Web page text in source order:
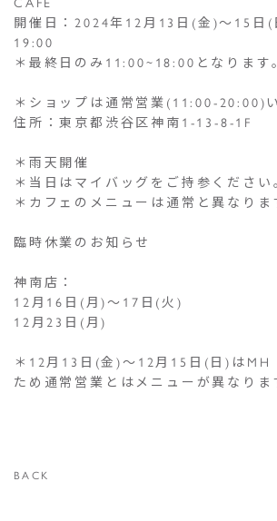
開催日：2024年12月13日(金)〜15日
19:00
＊最終日のみ11:00~18:00となります。
＊ショップは通常営業(11:00-20:00)
住所：東京都渋谷区神南1-13-8-1F
＊雨天開催
＊当日はマイバッグをご持参ください
＊カフェのメニューは通常と異なりま
臨時休業のお知らせ
神南店：
12月16日(月)〜17日(火)
12月23日(月)
＊12月13日(金)〜12月15日(日)はMH
ため通常営業とはメニューが異なりま
BACK